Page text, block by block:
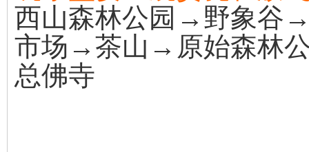
西山森林公园→野象谷
市场→茶山→原始森林
总佛寺